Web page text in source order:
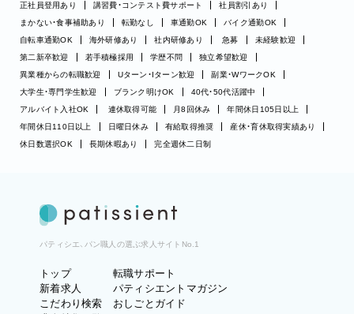
正社員登用あり
講習費・コンテスト費サポート
社員割引あり
まかない・食事補助あり
転勤なし 車通勤OK
バイク通勤OK
自転車通勤OK
海外研修あり 社内研修あり 急募
未経験歓迎
第二新卒歓迎
若手積極採用 学歴不問
独立希望歓迎
異業種からの転職歓迎
Uターン・Iターン歓迎
副業・WワークOK
大学生・専門学生歓迎
ブランク明けOK
40代・50代活躍中
アルバイト入社OK
連休取得可能 月8回休み
年間休日105日以上
年間休日110日以上
日曜日休み 有給取得推奨
産休・育休取得実績あり
休日数選択OK
長期休暇あり 完全週休二日制
パティシエ、パン職人の選ぶ求人サイトNo.1
トップ
新着求人
こだわり検索
転職サポート
パティシエントマガジン
おしごとガイド